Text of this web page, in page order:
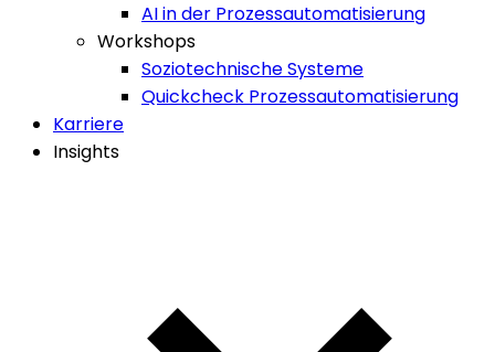
AI in der Prozessautomatisierung
Workshops
Soziotechnische Systeme
Quickcheck Prozessautomatisierung
Karriere
Insights